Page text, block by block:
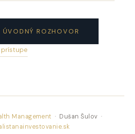
ROZHOVOR
Management · Dušan Šulov ·